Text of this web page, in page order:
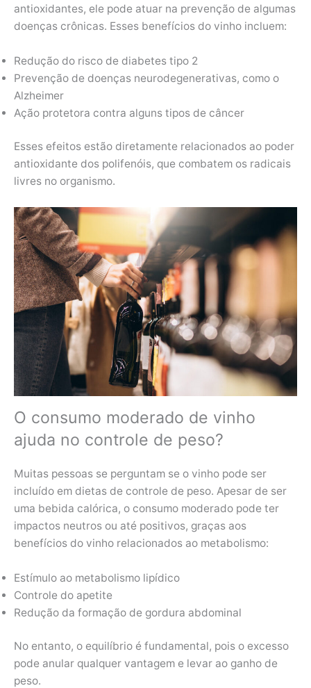
antioxidantes, ele pode atuar na prevenção de algumas
doenças crônicas. Esses benefícios do vinho incluem:
Redução do risco de diabetes tipo 2
Prevenção de doenças neurodegenerativas, como o
Alzheimer
Ação protetora contra alguns tipos de câncer
Esses efeitos estão diretamente relacionados ao poder
antioxidante dos polifenóis, que combatem os radicais
livres no organismo.
O consumo moderado de vinho
ajuda no controle de peso?
Muitas pessoas se perguntam se o vinho pode ser
incluído em dietas de controle de peso. Apesar de ser
uma bebida calórica, o consumo moderado pode ter
impactos neutros ou até positivos, graças aos
benefícios do vinho relacionados ao metabolismo:
Estímulo ao metabolismo lipídico
Controle do apetite
Redução da formação de gordura abdominal
No entanto, o equilíbrio é fundamental, pois o excesso
pode anular qualquer vantagem e levar ao ganho de
peso.